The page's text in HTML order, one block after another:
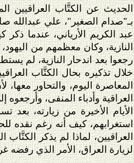
الحديث عن الكتَّاب العراقيين
بـ"صدام الصغير"، علي عبدالله
عبد الكريم الأرياني، عندما
النازية، وكان معظمهم من
رجعوا بعد اندحار النازية، لم
خلال تذكيره بحال الكتَّاب
المعاصرة اليوم، والتحاور
العراقية وأدباء المنفى،
الأيام الأخيرة من زيارته،
استغرابهم، كيف أنه رغم نقده
العراقيين، لماذا لم يذكر
لزيارة العراق، الأمر الذي